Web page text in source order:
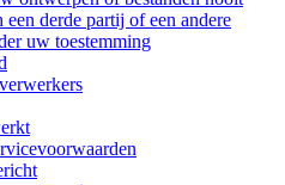
een derde partij of een andere
uw toestemming